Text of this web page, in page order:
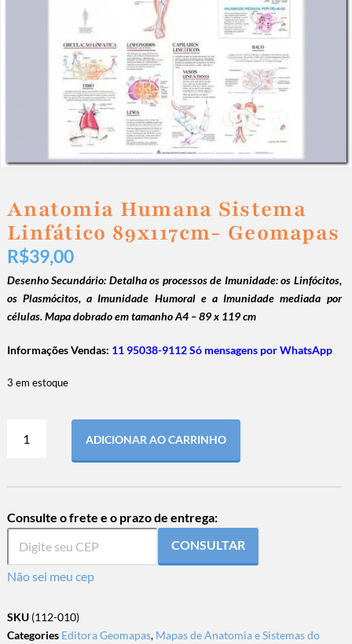
Anatomia Humana Sistema
Linfático 89x117cm- Geomapas
R$39,00
Desenho Secundário: Detalha os processos de Imunidade: os Linfócitos,
os Plasmócitos, a Imunidade Humoral e a Imunidade mediada por
células.Mapa dobrado em tamanho A4 – 89 x 119 cm
Informações Vendas: 11 95038-9112 Só mensagens por WhatsApp
3 em estoque
ADICIONAR AO CARRINHO
Consulte o frete e o prazo de entrega:
CONSULTAR
Não sei meu cep
SKU (112-010)
Categories Editora Geomapas, Mapas de Anatomia e Sistemas do